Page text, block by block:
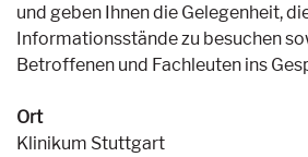
und geben Ihnen die Gelegenheit,
Informationsstände zu besuchen
Betroffenen und Fachleuten ins
Ort
Klinikum Stuttgart